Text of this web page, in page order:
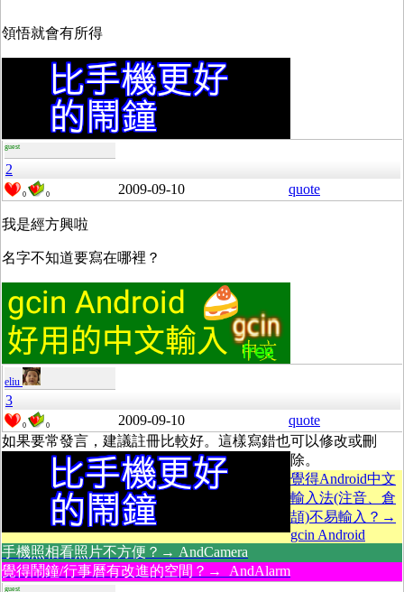
領悟就會有所得
guest
2
0 0 2009-09-10 quote
我是經方興啦
名字不知道要寫在哪裡？
eliu
3
0 0 2009-09-10
quote
如果要常發言，建議註冊比較好。這樣寫錯也可以修改或刪
除。
覺得Android中文
輸入法(注音、倉
頡)不易輸入？→
gcin Android
手機照相看照片不方便？→ AndCamera
覺得鬧鐘/行事曆有改進的空間？→ AndAlarm
guest